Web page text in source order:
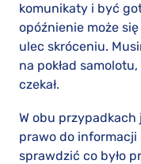
komunikaty i być
opóźnienie może
ulec skróceniu.
na pokład
czekał.
W obu przypadkach
prawo do informacji
sprawdzić co było